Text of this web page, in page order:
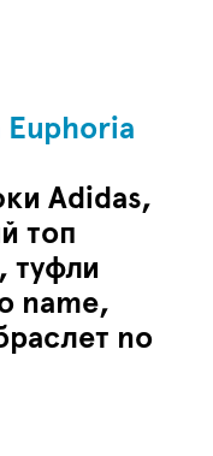
Euphoria
Аdidas,
топ
туфли
name,
no